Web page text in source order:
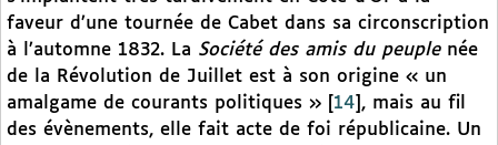
faveur d’une tournée de Cabet dans sa circonscription
à l’automne 1832. La Société des amis du peuplenée
de la Révolution de Juillet est à son origine « un
amalgame de courants politiques »
14 , mais au fil
des évènements, elle fait acte de foi républicaine. Un